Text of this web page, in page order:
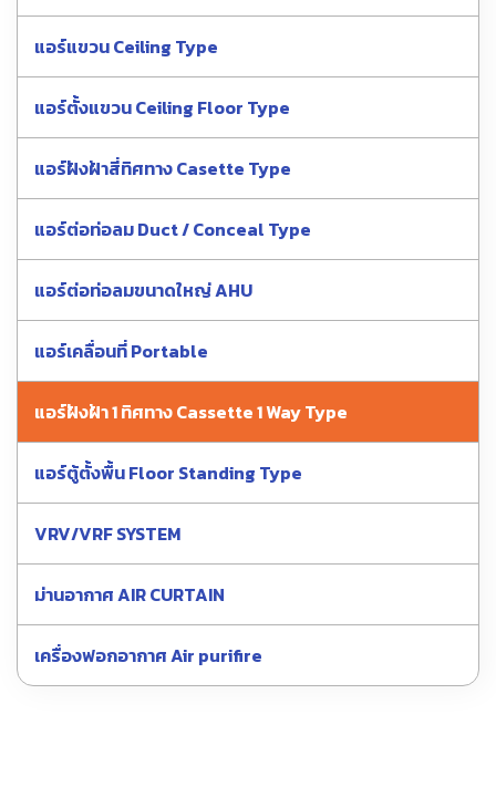
แอร์แขวน Ceiling Type
แอร์ตั้งแขวน Ceiling Floor Type
แอร์ฝังฝ้าสี่ทิศทาง Casette Type
แอร์ต่อท่อลม Duct / Conceal Type
แอร์ต่อท่อลมขนาดใหญ่ AHU
แอร์เคลื่อนที่ Portable
แอร์ฝังฝ้า 1 ทิศทาง Cassette 1 Way Type
แอร์ตู้ตั้งพื้น Floor Standing Type
VRV/VRF SYSTEM
ม่านอากาศ AIR CURTAIN
เครื่องฟอกอากาศ Air purifire